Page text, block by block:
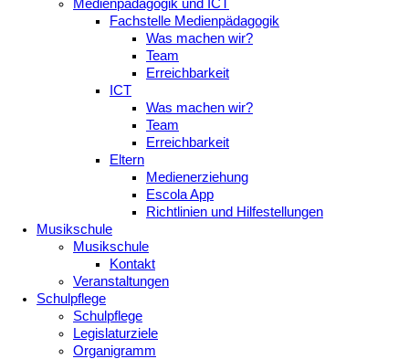
Medienpädagogik und ICT
Fachstelle Medienpädagogik
Was machen wir?
Team
Erreichbarkeit
ICT
Was machen wir?
Team
Erreichbarkeit
Eltern
Medienerziehung
Escola App
Richtlinien und Hilfestellungen
Musikschule
Musikschule
Kontakt
Veranstaltungen
Schulpflege
Schulpflege
Legislaturziele
Organigramm